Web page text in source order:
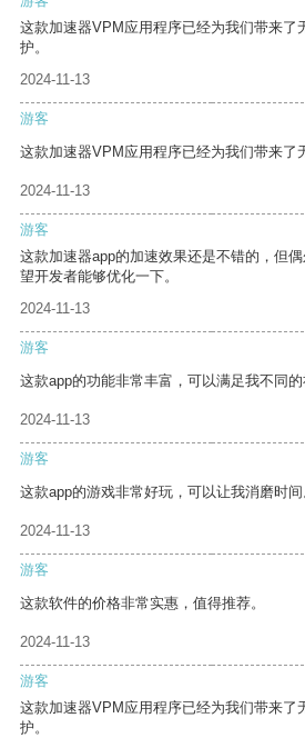
这款加速器VPM应用程序已经为我们带来了
护。
2024-11-13
游客
这款加速器VPM应用程序已经为我们带来了
2024-11-13
游客
这款加速器app的加速效果还是不错的，但
望开发者能够优化一下。
2024-11-13
游客
这款app的功能非常丰富，可以满足我不同的
2024-11-13
游客
这款app的游戏非常好玩，可以让我消磨时间
2024-11-13
游客
这款软件的价格非常实惠，值得推荐。
2024-11-13
游客
这款加速器VPM应用程序已经为我们带来了
护。